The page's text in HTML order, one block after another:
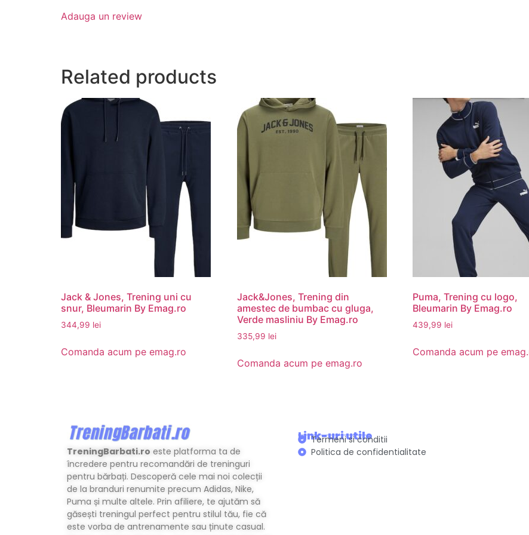
Adauga un review
Related products
Jack & Jones, Trening uni cu
snur, Bleumarin By Emag.ro
344,99 lei
Comanda acum pe emag.ro
Jack&Jones, Trening din
amestec de bumbac cu gluga,
Verde masliniu By Emag.ro
335,99 lei
Comanda acum pe emag.ro
Puma, Trening cu logo,
Bleumarin By Emag.ro
439,99 lei
Comanda acum pe
TreningBarbati.ro este platforma ta de
încredere pentru recomandări de treninguri
pentru bărbați. Descoperă cele mai noi colecții
de la branduri renumite precum Adidas, Nike,
Puma și multe altele. Prin afiliere, te ajutăm să
găsești treningul perfect pentru stilul tău, fie că
este vorba de antrenamente sau ținute casual.
Link-uri utile
Termeni si conditii
Politica de confidentialitate